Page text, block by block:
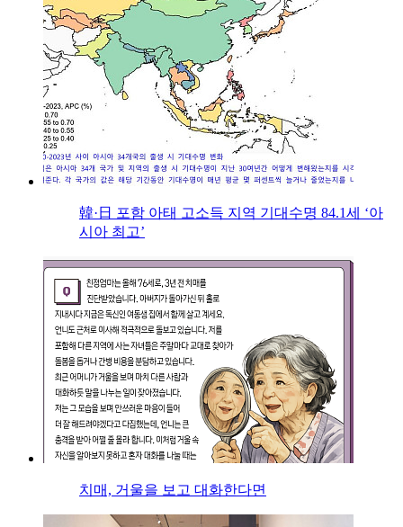
韓·日 포함 아태 고소득 지역 기대수명 84.1세 ‘아
시아 최고’
치매, 거울을 보고 대화한다면